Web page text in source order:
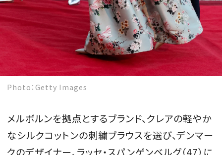
Photo：Getty Images
メルボルンを拠点とするブランド、クレアの軽やか
なシルクコットンの刺繍ブラウスを選び、デンマー
クのデザイナー、ラッセ・スパンゲンベルグ（47）に